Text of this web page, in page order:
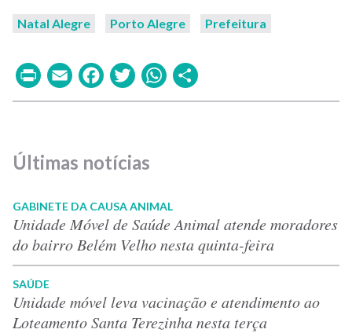
Natal Alegre Porto Alegre Prefeitura
PrintEmailFacebook
TwitterWhatsApp
Últimas notícias
GABINETE DA CAUSA ANIMAL
Unidade Móvel de Saúde Animal atende moradores
do bairro Belém Velho nesta quinta-feira
SAÚDE
Unidade móvel leva vacinação e atendimento ao
Loteamento Santa Terezinha nesta terça